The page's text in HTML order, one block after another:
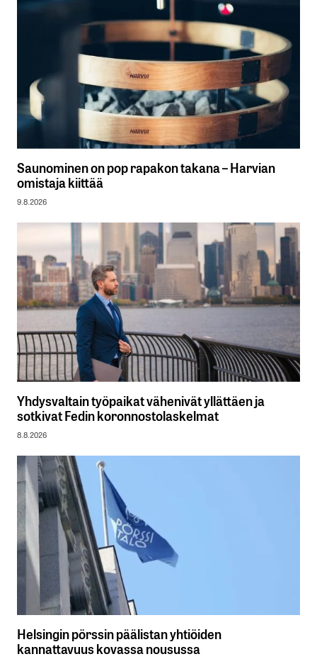
Saunominen on pop rapakon takana – Harvian
omistaja kiittää
9.8.2026
Yhdysvaltain työpaikat vähenivät yllättäen ja
sotkivat Fedin koronnostolaskelmat
8.8.2026
Helsingin pörssin päälistan yhtiöiden
kannattavuus kovassa nousussa